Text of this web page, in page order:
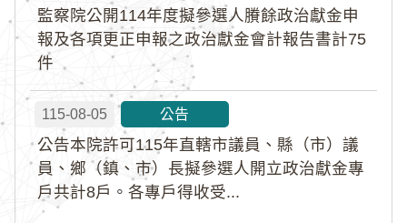
監察院公開114年度擬參選人賸餘政治獻金申
報及各項更正申報之政治獻金會計報告書計75
件
115-08-05 公告
公告本院許可115年直轄市議員、縣（市）議
員、鄉（鎮、市）長擬參選人開立政治獻金專
戶共計8戶。各專戶得收受...